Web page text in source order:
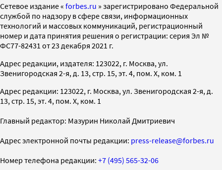
Cетевое издание « forbes.ru » зарегистрировано Федеральной
службой по надзору в сфере связи, информационных
технологий и массовых коммуникаций, регистрационный
номер и дата принятия решения о регистрации: серия Эл №
ФС77-82431 от 23 декабря 2021 г.
Адрес редакции, издателя: 123022, г. Москва, ул.
Звенигородская 2-я, д. 13, стр. 15, эт. 4, пом. X, ком. 1
Адрес редакции: 123022, г. Москва, ул. Звенигородская 2-я, д.
13, стр. 15, эт. 4, пом. X, ком. 1
Главный редактор: Мазурин Николай Дмитриевич
Адрес электронной почты редакции: press-release@forbes.ru
Номер телефона редакции: +7 (495) 565-32-06